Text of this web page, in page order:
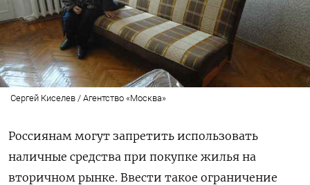
Сергей Киселев / Агентство «Москва»
Россиянам могут запретить использовать
наличные средства при покупке жилья на
вторичном рынке. Ввести такое ограничение